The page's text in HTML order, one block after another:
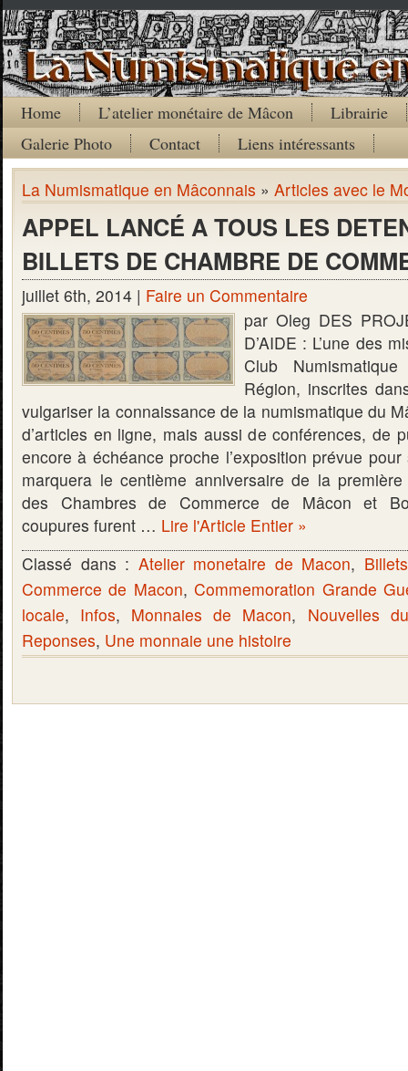
Home L’atelier monétaire de Mâcon
Librairie
Galerie Photo
Contact Liens intéressants
La Numismatique en Mâconnais » Articles avec le
APPEL LANCÉ A TOUS LES
BILLETS DE CHAMBRE DE
juillet 6th, 2014 | Faire un Commentaire
par Oleg DES
D’AIDE : L’une des
Club
Région, inscrites
vulgariser la connaissance de la numismatique du
d’articles en ligne, mais aussi de conférences, de
encore à échéance proche l’exposition prévue
marquera le centième anniversaire de la
des Chambres de Commerce de Mâcon et
coupures furent … Lire l'Article Entier »
Classé dans : Atelier monetaire de Macon,
Commerce de Macon,Commemoration Grande
locale, Infos, Monnaies de Macon, Nouvelles
Reponses, Une monnaie une histoire